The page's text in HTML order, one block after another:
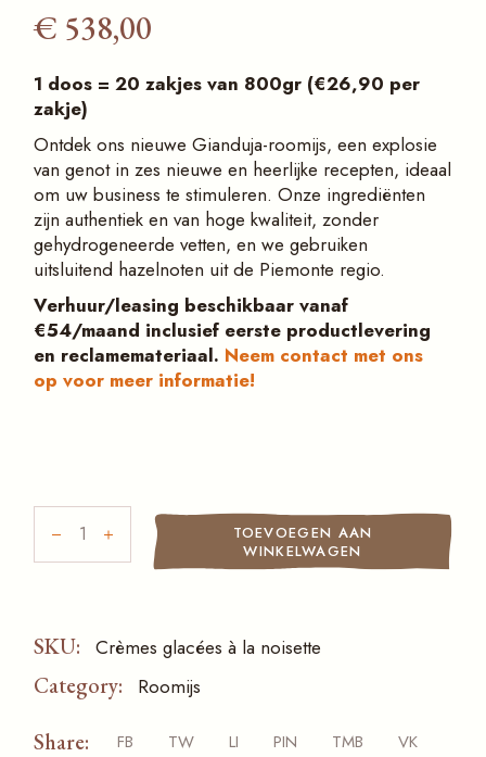
€ 538,00
1 doos = 20 zakjes van 800gr (€26,90 per
zakje)
Ontdek ons nieuwe Gianduja-roomijs, een explosie
van genot in zes nieuwe en heerlijke recepten, ideaal
om uw business te stimuleren. Onze ingrediënten
zijn authentiek en van hoge kwaliteit, zonder
gehydrogeneerde vetten, en we gebruiken
uitsluitend hazelnoten uit de Piemonte regio.
Verhuur/leasing beschikbaar vanaf
€54/maand inclusief eerste productlevering
en reclamemateriaal. Neem contact met ons
op voor meer informatie!
Hazelnoot roomijs (20x800gr) quantity
TOEVOEGEN AAN
WINKELWAGEN
SKU: Crèmes glacées à la noisette
Category: Roomijs
Share: FB TW LI PIN TMB VK